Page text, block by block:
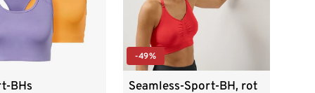
BHs
-49%
Seamless-Sport-BH, rot